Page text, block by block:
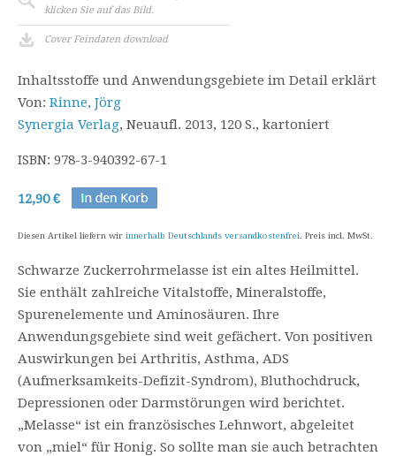
klicken Sie auf das Bild.
Cover Feindaten download
Inhaltsstoffe und Anwendungsgebiete im Detail erklärt
Von: Rinne, Jörg
Synergia Verlag, Neuaufl. 2013, 120 S., kartoniert
ISBN: 978-3-940392-67-1
12,90 €
Diesen Artikel liefern wir innerhalb Deutschlands versandkostenfrei. Preis incl. MwSt.
Schwarze Zuckerrohrmelasse ist ein altes Heilmittel.
Sie enthält zahlreiche Vitalstoffe, Mineralstoffe,
Spurenelemente und Aminosäuren. Ihre
Anwendungsgebiete sind weit gefächert. Von positiven
Auswirkungen bei Arthritis, Asthma, ADS
(Aufmerksamkeits-Defizit-Syndrom), Bluthochdruck,
Depressionen oder Darmstörungen wird berichtet.
„Melasse“ ist ein französisches Lehnwort, abgeleitet
von „miel“ für Honig. So sollte man sie auch betrachten